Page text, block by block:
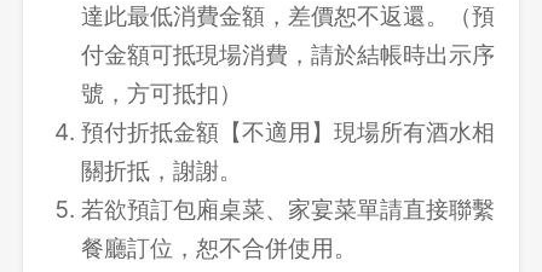
達此最低消費金額，差價恕不返還。（預
付金額可抵現場消費，請於結帳時出示序
號，方可抵扣）
預付折抵金額【不適用】現場所有酒水相
關折抵，謝謝。
若欲預訂包廂桌菜、家宴菜單請直接聯繫
餐廳訂位，恕不合併使用。